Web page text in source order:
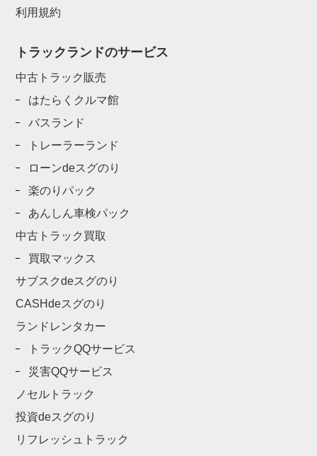
利用規約
トラックランドのサービス
中古トラック販売
はたらくクルマ館
バスランド
トレーラーランド
ローンdeスグのり
楽のりパック
あんしん車検パック
中古トラック買取
買取マックス
サブスクdeスグのり
CASHdeスグのり
ランドレンタカー
トラックQQサービス
災害QQサービス
ノセルトラック
投資deスグのり
リフレッシュトラック